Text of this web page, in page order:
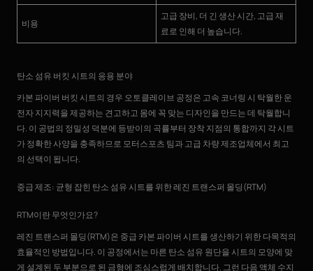
비용
고급 장비, 더 긴 생산 시간, 고급 재
료로 인해 더 높습니다.
탄소 섬유 버킷 시트의 응용 분야
카본 파이버 버킷 시트의 경우 오토클레이브 공정은 고속 코너링 시 탁월한 운
전자 지지력을 제공하는 견고하고 몸에 꼭 맞는 디자인을 만드는 데 탁월합니
다. 이 공법의 정밀성 덕분에 등받이의 곡률부터 장착 지점의 통합까지 각 시트
가 정확한 사양을 충족하므로 모터스포츠 팀과 고급 차량 제조업체에서 최고
의 선택이 됩니다.
중급 제조: 균형 잡힌 탄소 섬유 시트를 위한 레진 트랜스퍼 몰딩(RTM)
RTM이란 무엇인가요?
레진 트랜스퍼 몰딩(RTM)은 중급 카본 파이버 시트를 생산하기 위한 다목적의
효율적인 방법입니다. 이 공정에서는 마른 탄소 섬유 원단을 시트의 모양에 맞
게 설계된 두 부분으로 된 금형에 조심스럽게 배치합니다. 그런 다음 액체 수지